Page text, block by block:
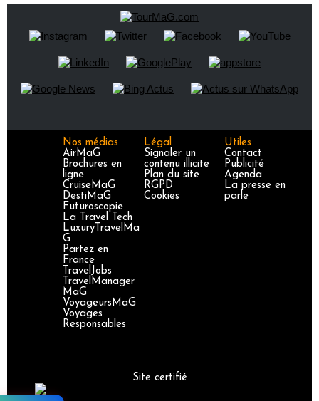
Nos médias
AirMaG
Brochures en
ligne
CruiseMaG
DestiMaG
Futuroscopie
La Travel Tech
LuxuryTravelMa
G
Partez en
France
TravelJobs
TravelManager
MaG
VoyageursMaG
Voyages
Responsables
Légal
Signaler un
contenu illicite
Plan du site
RGPD
Cookies
Utiles
Contact
Publicité
Agenda
La presse en
parle
Site certifié